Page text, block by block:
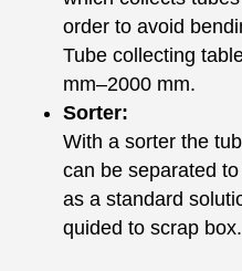
order to avoid
Tube collecting
mm–2000 mm.
Sorter:
With a sorter the
can be separated
as a standard
quided to scrap box.